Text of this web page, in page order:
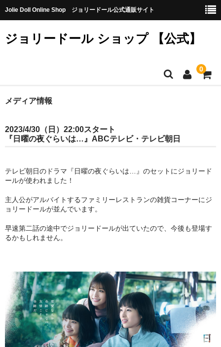
Jolie Doll Online Shop ジョリードール公式通販サイト
ジョリードール ショップ 【公式】
0
HOME
【購入特典】不良品10個（無料）
【第七弾】
【第六弾】
【第五弾】
【第二弾】
【第一弾】
COLOR
メディア情報
2023/4/30（日）22:00スタート
『日曜の夜ぐらいは…』ABCテレビ・テレビ朝日
テレビ朝日のドラマ『日曜の夜ぐらいは…』のセットにジョリード
ールが使われました！
主人公がアルバイトするファミリーレストランの雑貨コーナーにジ
ョリードールが並んでいます。
早速第二話の途中でジョリードールが出ていたので、今後も登場す
るかもしれません。